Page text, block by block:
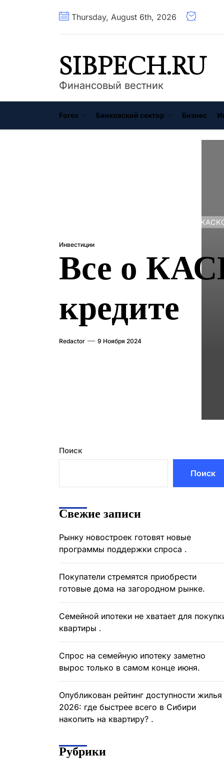
Thursday, August 6th, 2026
SIBPECH.RU
Финансовый вестник
Forex Банковский сектор Бизнес
Все о
Инвестиции
Все о
кредите
Redactor 9 Ноября 2024
Поиск
Поиск
Свежие записи
Рынку новостроек готовят новые
программы поддержки спроса .
Покупатели стремятся приобрести
готовые дома на загородном рынке.
Семейной ипотеки не хватает для
квартиры .
Спрос на семейную ипотеку заметно
вырос только в самом конце июня.
Опубликован рейтинг доступности жилья
2026: где быстрее всего в Сибири
накопить на квартиру? .
Рубрики